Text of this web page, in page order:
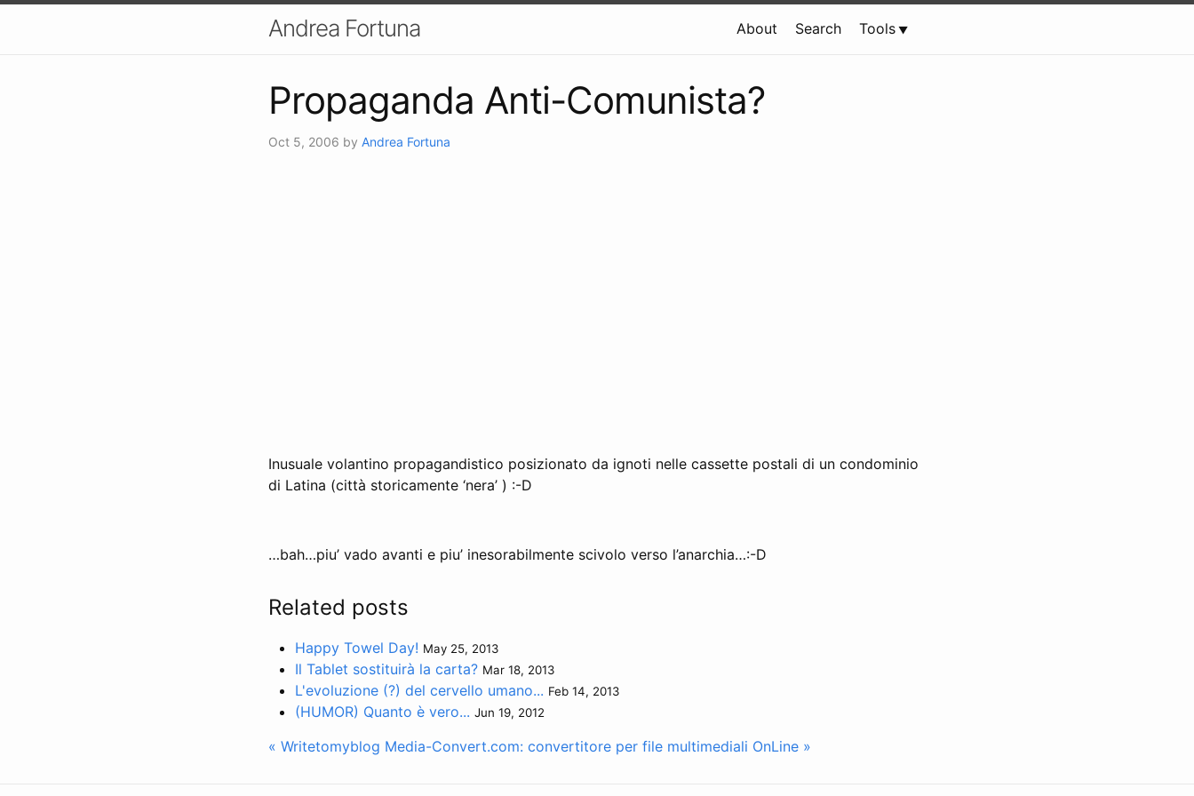
Andrea Fortuna About Search Tools
Propaganda Anti-Comunista?
Oct 5, 2006 by Andrea Fortuna
Inusuale volantino propagandistico posizionato da ignoti nelle cassette postali di un condominio
di Latina (città storicamente ‘nera’ ) :-D
…bah…piu’ vado avanti e piu’ inesorabilmente scivolo verso l’anarchia…:-D
Related posts
Happy Towel Day! May 25, 2013
Il Tablet sostituirà la carta? Mar 18, 2013
L'evoluzione (?) del cervello umano... Feb 14, 2013
(HUMOR) Quanto è vero... Jun 19, 2012
« Writetomyblog Media-Convert.com: convertitore per file multimediali OnLine »